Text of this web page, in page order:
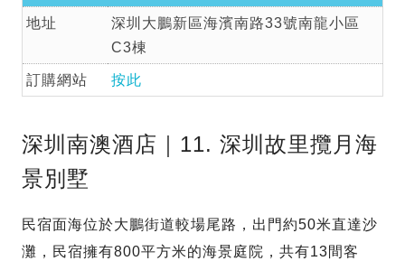
地址
深圳大鵬新區海濱南路33號南龍小區
C3棟
訂購網站 按此
深圳南澳酒店｜11. 深圳故里攬月海
景別墅
民宿面海位於大鵬街道較場尾路，出門約50米直達沙
灘，民宿擁有800平方米的海景庭院，共有13間客